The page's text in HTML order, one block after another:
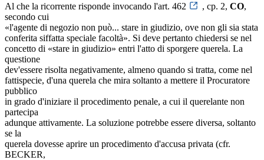
Al che la ricorrente risponde invocando l'art. 462
, cp. 2, CO,
secondo cui
«l'agente di negozio non può... stare in giudizio, ove non gli sia stata
conferita siffatta speciale facoltà». Si deve pertanto chiedersi se nel
concetto di «stare in giudizio» entri l'atto di sporgere querela. La
questione
dev'essere risolta negativamente, almeno quando si tratta, come nel
fattispecie, d'una querela che mira soltanto a mettere il Procuratore
pubblico
in grado d'iniziare il procedimento penale, a cui il querelante non
partecipa
adunque attivamente. La soluzione potrebbe essere diversa, soltanto
se la
querela dovesse aprire un procedimento d'accusa privata (cfr.
BECKER,